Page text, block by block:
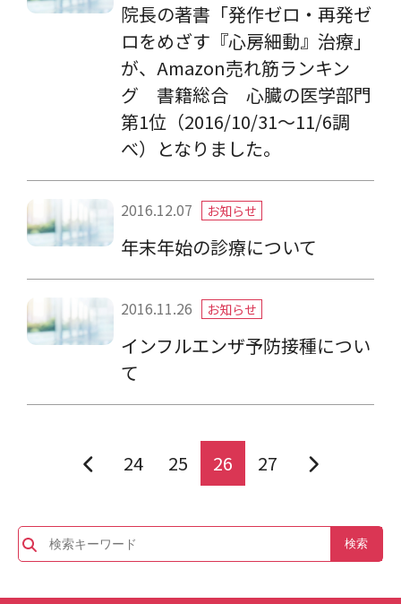
院長の著書「発作ゼロ・再発ゼ
ロをめざす『心房細動』治療」
が、Amazon売れ筋ランキン
グ 書籍総合 心臓の医学部門
第1位（2016/10/31〜11/6調
べ）となりました。
2016.12.07 お知らせ
年末年始の診療について
2016.11.26 お知らせ
インフルエンザ予防接種につい
て
24 25 26 27